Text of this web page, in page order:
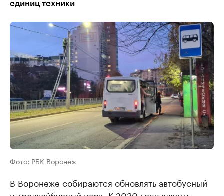
единиц техники
Фото: РБК Воронеж
В Воронеже собираются обновлять автобусный